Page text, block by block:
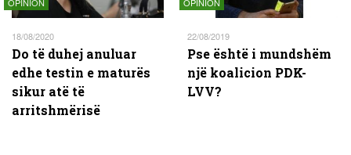
18/08/2020
Do të duhej anuluar
edhe testin e maturës
sikur atë të
arritshmërisë
22/08/2019
Pse është i mundshëm
një koalicion PDK-
LVV?